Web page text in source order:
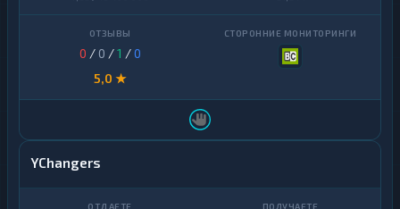
0 / 0 /1 /0
5,0 ★
YChangers